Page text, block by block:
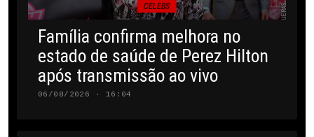
CELEBS
Família confirma melhora no
estado de saúde de Perez Hilton
após transmissão ao vivo
06/08/2026 · 16:04